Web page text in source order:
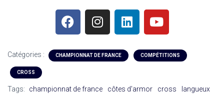
Catégories : CHAMPIONNAT DE FRANCE COMPÉTITIONS
CROSS
Tags: championnat de france côtes d'armor cross langueux